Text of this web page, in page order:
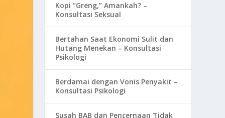
Kopi “Greng,” Amankah? –
Konsultasi Seksual
Bertahan Saat Ekonomi Sulit dan
Hutang Menekan – Konsultasi
Psikologi
Berdamai dengan Vonis Penyakit –
Konsultasi Psikologi
Susah BAB dan Pencernaan Tidak